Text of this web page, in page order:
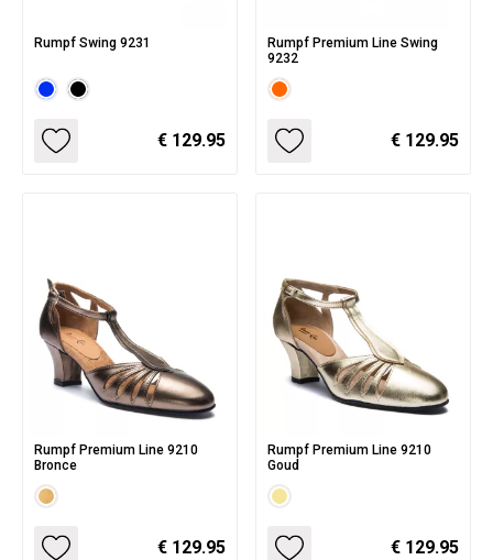
Rumpf Swing 9231
€ 129.95
Rumpf Premium Line Swing
9232
€ 129.95
Rumpf Premium Line 9210
Bronce
€ 129.95
Rumpf Premium Line 9210
Goud
€ 129.95